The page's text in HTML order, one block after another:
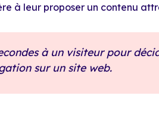
à leur proposer un contenu
à un visiteur pour
sur un site web.